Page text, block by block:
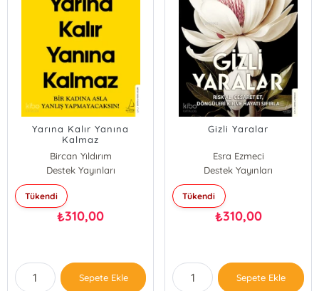
Yarına Kalır Yanına
Kalmaz
Bircan Yıldırım
Destek Yayınları
Tükendi
₺310,00
Sepete Ekle
Gizli Yaralar
Esra Ezmeci
Destek Yayınları
Tükendi
₺310,00
Sepete Ekle